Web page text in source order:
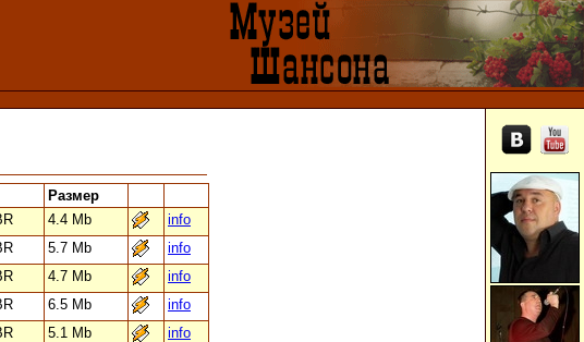
Размер
4.4 Mb
info
5.7 Mb
info
4.7 Mb
info
6.5 Mb
info
5.1 Mb
info